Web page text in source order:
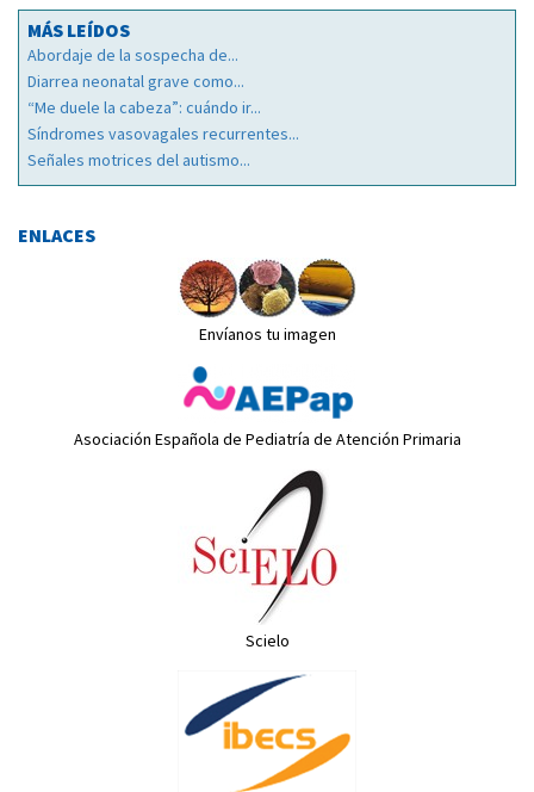
MÁS LEÍDOS
Abordaje de la sospecha de...
Diarrea neonatal grave como...
“Me duele la cabeza”: cuándo ir...
Síndromes vasovagales recurrentes...
Señales motrices del autismo...
ENLACES
Envíanos tu imagen
Asociación Española de Pediatría de Atención Primaria
Scielo